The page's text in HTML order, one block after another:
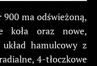
ma odświeżoną,
koła oraz nowe,
hamulcowy z
4-tłoczkowe